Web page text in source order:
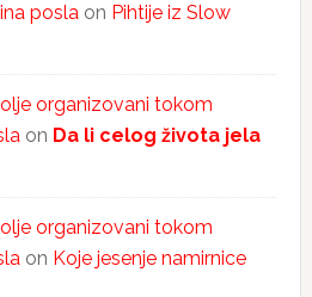
poslaon Pihtije iz Slow
organizovani tokom
on Da li celog života jela
organizovani tokom
on Koje jesenje namirnice